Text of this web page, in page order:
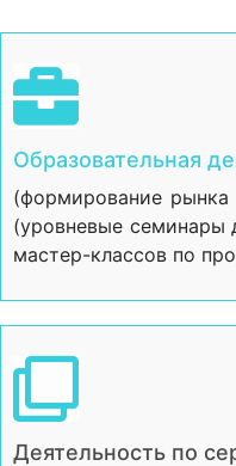
Образовательная
(формирование рынка
(уровневые семинары
мастер-классов по
Деятельность по